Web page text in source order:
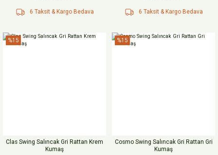
6 Taksit & Kargo Bedava 6 Taksit & Kargo Bedava
%15
Clas Swing Salıncak Gri Rattan Krem
Kumaş
%15
Cosmo Swing Salıncak Gri Rattan Gri
Kumaş